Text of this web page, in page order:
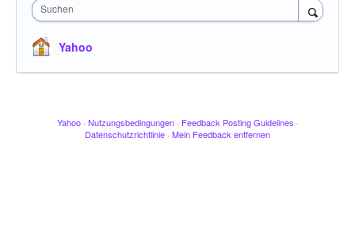
Suchen
Yahoo
Yahoo · Nutzungsbedingungen · Feedback Posting Guidelines ·
Datenschutzrichtlinie · Mein Feedback entfernen